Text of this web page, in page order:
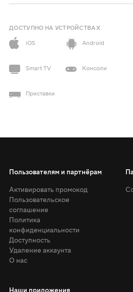
ДОСТУПНО НА УСТРОЙСТВАХ
iOS
Android
Smart TV Консоли
Приставки
Пользователям и партнёрам
Активировать промокод
Пользовательское
соглашение
Политика
конфиденциальности
Доступность
Удаление аккаунта
О нас